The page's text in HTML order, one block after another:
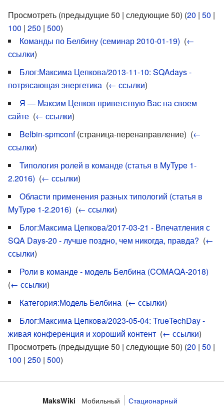
Просмотреть (предыдущие 50 | следующие 50) (20 | 50 |
100 | 250 | 500)
Команды по Белбину (семинар 2010-01-19) (←
ссылки)
Блог:Максима Цепкова/2013-11-10: SQAdays -
потрясающая энергетика (← ссылки)
Я — Максим Цепков приветствую Вас на своем
сайте (← ссылки)
Belbin-spmconf(страница-перенаправление) ‎ (←
ссылки)
Типология ролей в команде (статья в MyType 1-
2.2016) (← ссылки)
Области применения разных типологий (статья в
MyType 1-2.2016) (← ссылки)
Блог:Максима Цепкова/2017-03-21 - Впечатления с
SQA Days-20 - лучше поздно, чем никогда, правда? (←
ссылки)
Роли в команде - модель Белбина (COMAQA-2018)
(← ссылки)
Категория:Модель Белбина (← ссылки)
Блог:Максима Цепкова/2023-05-04: TrueTechDay -
живая конференция и хороший контент (← ссылки)
Просмотреть (предыдущие 50 | следующие 50) (20 | 50 |
100 | 250 | 500)
MaksWiki Мобильный
Стационарный